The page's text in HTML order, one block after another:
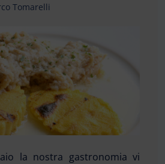
Tomarelli
la nostra gastronomia vi